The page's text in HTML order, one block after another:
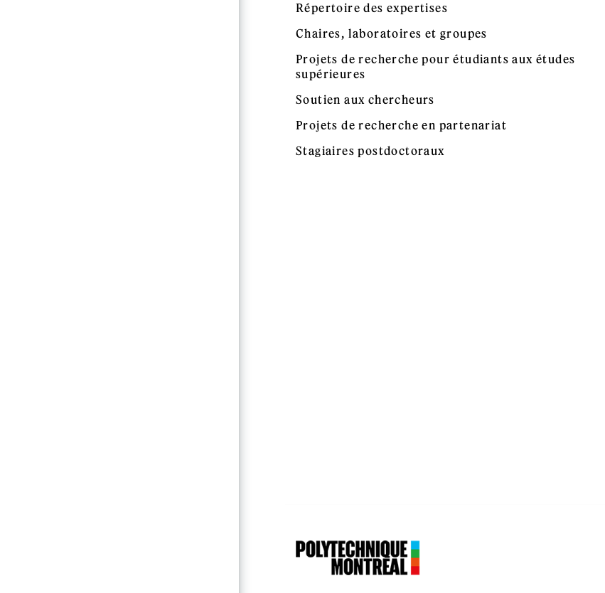
Répertoire des expertises
Chaires, laboratoires et groupes
Projets de recherche pour étudiants aux études
supérieures
Soutien aux chercheurs
Projets de recherche en partenariat
Stagiaires postdoctoraux